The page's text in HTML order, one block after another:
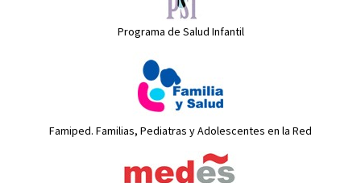
Programa de Salud Infantil
Famiped. Familias, Pediatras y Adolescentes en la Red